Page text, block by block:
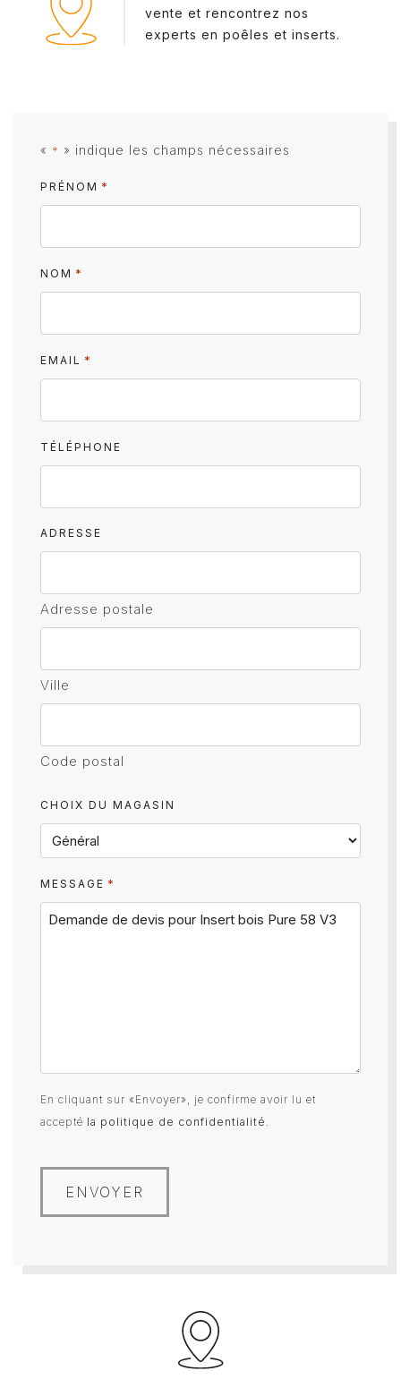
vente et rencontrez nos
experts en poêles et inserts.
« * » indique les champs nécessaires
PRÉNOM *
NOM *
EMAIL *
TÉLÉPHONE
ADRESSE
Adresse postale
Ville
Code postal
CHOIX DU MAGASIN
MESSAGE *
En cliquant sur «Envoyer», je confirme avoir lu et
accepté la politique de confidentialité .
ENVOYER